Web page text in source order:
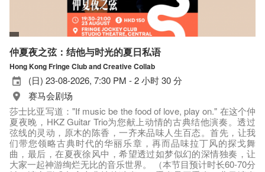
仲夏夜之弦：结他与时光的夏日私语
Hong Kong Fringe Club and Creative Collab
(日) 23-08-2026, 7:30 PM - 2 小时 30 分
赛马会剧场
莎士比亚写道："If music be the food of love, play on." 在这个仲
夏夜晚，HKZ Guitar Trio为您献上动情的古典结他演奏。透过
弦线的灵动，原木的陈香，一齐来品味人生百态。首先，让我
们带您领略古典时代的华丽乐章，再而品味拉丁风的探戈舞
曲，最后，在夏夜徐风中，希望透过如梦似幻的深情独奏，让
大家一起神游绚烂无比的音乐世界。 （本节目预计时长60-70分